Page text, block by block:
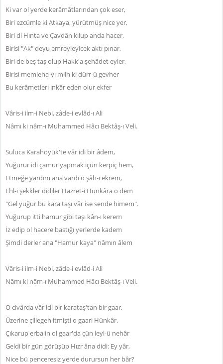
Ki var ol yerde kerâmâtlarından çok eser,
Biri ezcümle ki Atkaya, yürütmüş nice yer,
Biri di Hınta ve Çavdân kılup anda hacer,
Birisi "Ak" deyu emreyleyicek aktı pınar,
Biri de beş taş olup Hakk'a şehâdet eyler,
Birisi memleha-yı milh ki dürr-ü gevher
Bu kerâmetleri inkâr eden olur ekfer
Vâris-i ilm-i Nebi, zâde-i evlâd-ı Ali
Nâmı ki nâm-ı Muhammed Hâcı Bektâş-ı Veli.
Suluca Karahöyük'te vâr idi bir âdem,
Yuğurur idi çamur yapmak içün kerpiç hem,
Etmeğe yardım ana vardı o şâh-ı ekrem,
Ehl-i şekkler didiler Hazret-i Hünkâra o dem
"Gel yuğur bu kara taşı vâr ise sende himem".
Yuğurup itti hamur gibi taşı kân-ı kerem
İz edip ol hacere bastığı yerlerde kadem
Şimdi derler ana "Hamur kaya" nâmın âlem
Vâris-i ilm-i Nebi, zâde-i evlâd-i Ali
Nâmı ki nâm-ı Muhammed Hâcı Bektâş-ı Veli.
O civârda vâr'idi bir karataş'tan bir gaar,
Üzerine çillegeh itmişti o gaari Hünkâr.
Çıkarup erba'in ol gaar'da çün leyl-ü nehâr
Geldi bir gün görüşüp Hızr âna didi: Ey yâr,
Nice bü penceresiz yerde durursun her bâr?